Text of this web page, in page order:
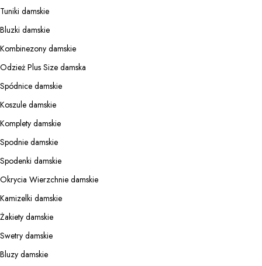
Tuniki damskie
Bluzki damskie
Kombinezony damskie
Odzież Plus Size damska
Spódnice damskie
Koszule damskie
Komplety damskie
Spodnie damskie
Spodenki damskie
Okrycia Wierzchnie damskie
Kamizelki damskie
Żakiety damskie
Swetry damskie
Bluzy damskie